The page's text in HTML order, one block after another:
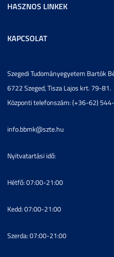
HASZNOS LINKEK
KAPCSOLAT
Szegedi Tudományegyetem Bartók
6722 Szeged, Tisza Lajos krt. 79-81.
Központi telefonszám: (+36-62)
info.bbmk@szte.hu
Nyitvatartási idő:
Hétfő: 07:00-21:00
Kedd: 07:00-21:00
Szerda: 07:00-21:00